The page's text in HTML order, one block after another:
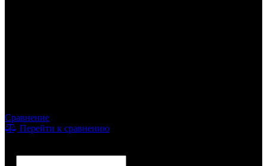
Сравнение
Перейти к сравнению